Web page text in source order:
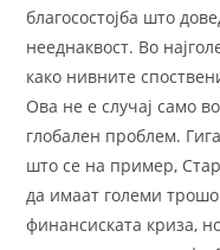
благосостојба што
нееднаквост. Во
како нивните
Ова не е случај само
глобален проблем.
што се на пример,
да имаат големи
финансиската криза,